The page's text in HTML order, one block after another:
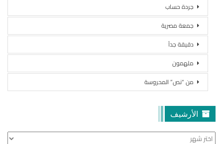
جردة حساب
جمعة مصرية
دقيقة جداً
ملهمون
من “نص” المحروسة
الأرشيف
الأرشيف